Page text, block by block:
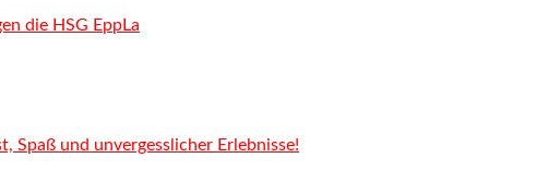
die HSG EppLa
Spaß und unvergesslicher Erlebnisse!